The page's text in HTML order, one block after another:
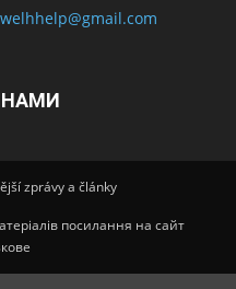
zprávy a články
посилання на сайт